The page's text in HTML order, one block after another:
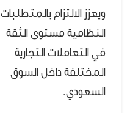
ويعزز الالتزام بالمتطلبات
النظامية مستوى الثقة
في التعاملات التجارية
المختلفة داخل السوق
السعودي.